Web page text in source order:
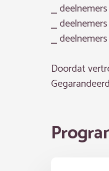
⎯
⎯
⎯
Doordat